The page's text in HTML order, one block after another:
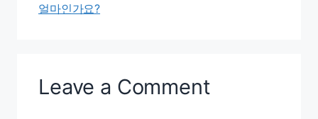
얼마인가요?
Leave a Comment